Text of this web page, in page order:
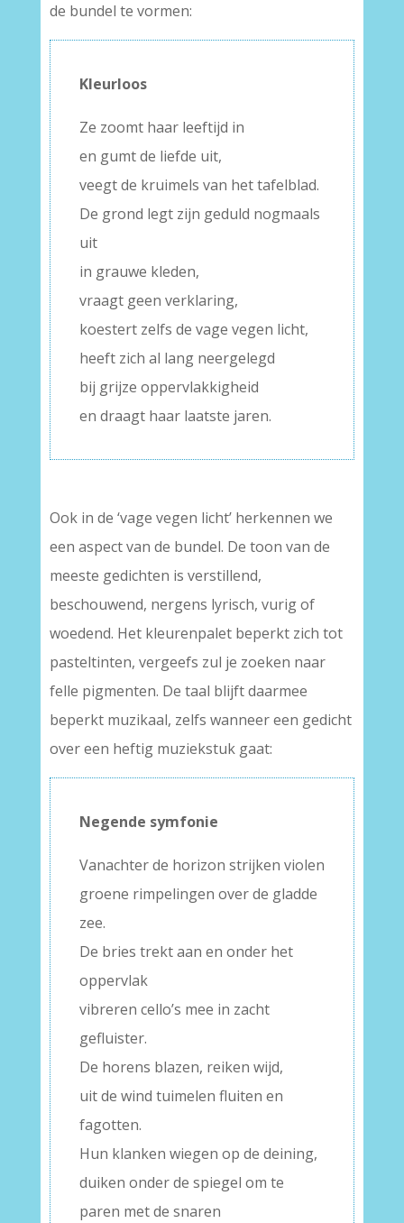
de bundel te vormen:
Kleurloos
Ze zoomt haar leeftijd in
en gumt de liefde uit,
veegt de kruimels van het tafelblad.
De grond legt zijn geduld nogmaals
uit
in grauwe kleden,
vraagt geen verklaring,
koestert zelfs de vage vegen licht,
heeft zich al lang neergelegd
bij grijze oppervlakkigheid
en draagt haar laatste jaren.
Ook in de ‘vage vegen licht’ herkennen we
een aspect van de bundel. De toon van de
meeste gedichten is verstillend,
beschouwend, nergens lyrisch, vurig of
woedend. Het kleurenpalet beperkt zich tot
pasteltinten, vergeefs zul je zoeken naar
felle pigmenten. De taal blijft daarmee
beperkt muzikaal, zelfs wanneer een gedicht
over een heftig muziekstuk gaat:
Negende symfonie
Vanachter de horizon strijken violen
groene rimpelingen over de gladde
zee.
De bries trekt aan en onder het
oppervlak
vibreren cello’s mee in zacht
gefluister.
De horens blazen, reiken wijd,
uit de wind tuimelen fluiten en
fagotten.
Hun klanken wiegen op de deining,
duiken onder de spiegel om te
paren met de snaren